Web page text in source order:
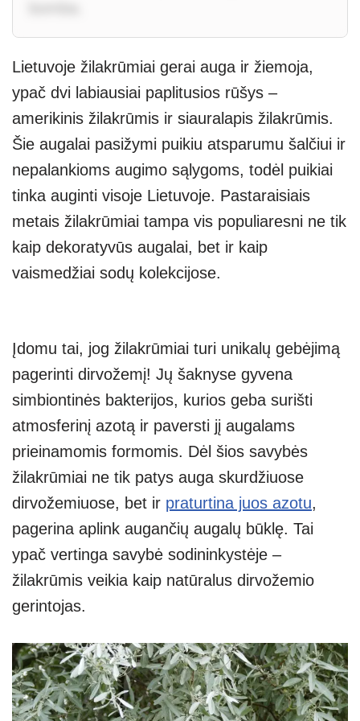
Lietuvoje žilakrūmiai gerai auga ir žiemoja,
ypač dvi labiausiai paplitusios rūšys –
amerikinis žilakrūmis ir siauralapis žilakrūmis.
Šie augalai pasižymi puikiu atsparumu šalčiui ir
nepalankioms augimo sąlygoms, todėl puikiai
tinka auginti visoje Lietuvoje. Pastaraisiais
metais žilakrūmiai tampa vis populiaresni ne tik
kaip dekoratyvūs augalai, bet ir kaip
vaismedžiai sodų kolekcijose.
Įdomu tai, jog žilakrūmiai turi unikalų gebėjimą
pagerinti dirvožemį! Jų šaknyse gyvena
simbiontinės bakterijos, kurios geba surišti
atmosferinį azotą ir paversti jį augalams
prieinamomis formomis. Dėl šios savybės
žilakrūmiai ne tik patys auga skurdžiuose
dirvožemiuose, bet ir praturtina juos azotu,
pagerina aplink augančių augalų būklę. Tai
ypač vertinga savybė sodininkystėje –
žilakrūmis veikia kaip natūralus dirvožemio
gerintojas.